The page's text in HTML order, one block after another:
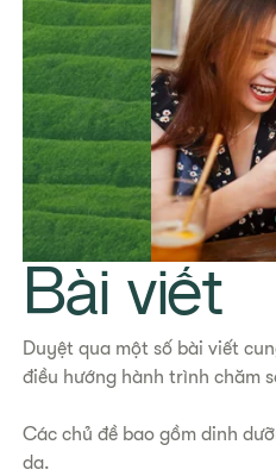
Bài viết
Duyệt qua một số bài viết
điều hướng hành trình chăm
Các chủ đề bao gồm dinh
da.